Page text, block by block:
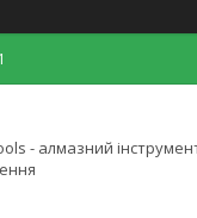
- алмазний інструмент